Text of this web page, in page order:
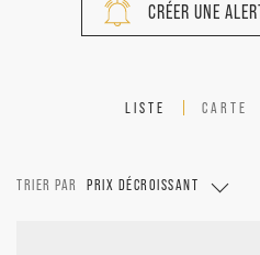
CRÉER UNE
LISTE CARTE
TRIER PAR PRIX DÉCROISSANT